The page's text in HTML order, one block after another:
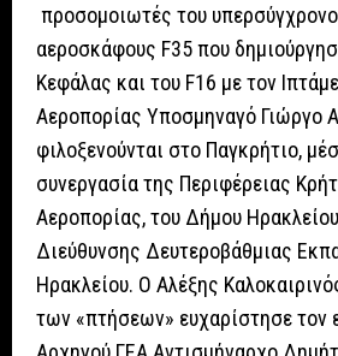
προσομοιωτές του
αεροσκάφους F35 που
Κεφάλας και του F16 με τον
Αεροπορίας Υποσμηναγό Γιώργο
φιλοξενούνται στο Παγκρήτιο,
συνεργασία της Περιφέρειας
Αεροπορίας, του Δήμου
Διεύθυνσης Δευτεροβάθμιας
Ηρακλείου. Ο Αλέξης
των «πτήσεων» ευχαρίστησε